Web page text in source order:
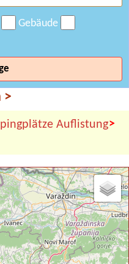
Gebäude
>
Auflistung>